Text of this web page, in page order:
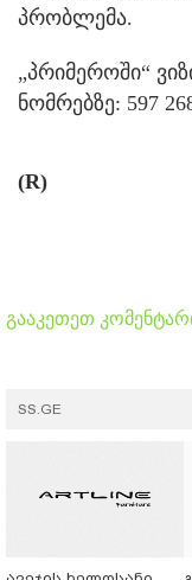
პრობლემა.
„პრიმეროში“
ნომრებზე: 597
(R)
გააკეთეთ
SS.GE